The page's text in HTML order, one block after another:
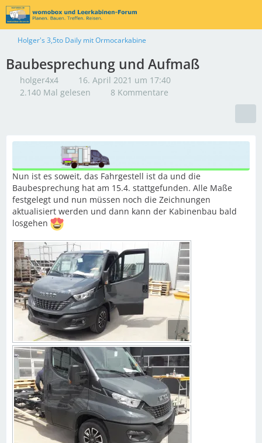
Holger's 3,5to Daily mit Ormocarkabine
Baubesprechung und Aufmaß
holger4x4
16. April 2021 um 17:40
2.140 Mal gelesen
8 Kommentare
Nun ist es soweit, das Fahrgestell ist da und die
Baubesprechung hat am 15.4. stattgefunden. Alle Maße
festgelegt und nun müssen noch die Zeichnungen
aktualisiert werden und dann kann der Kabinenbau bald
losgehen